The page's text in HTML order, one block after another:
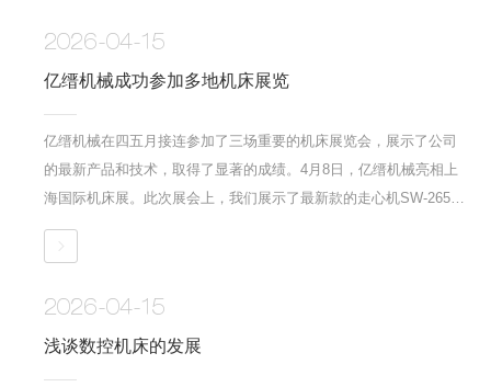
2026-04-15
亿缙机械成功参加多地机床展览
亿缙机械在四五月接连参加了三场重要的机床展览会，展示了公司
的最新产品和技术，取得了显著的成绩。4月8日，亿缙机械亮相上
海国际机床展。此次展会上，我们展示了最新款的走心机SW-265B
和数控机床YK-100、SW-830，吸引了众多参展观众的关注。展会期
展。此次展会，我们进一步..
2026-04-15
浅谈数控机床的发展